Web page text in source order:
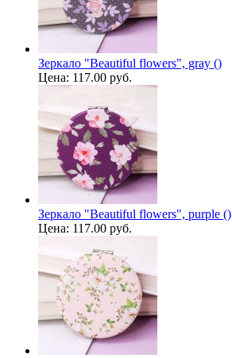
Зеркало "Beautiful flowers", gray ()
Цена: 117.00 руб.
Зеркало "Beautiful flowers", purple ()
Цена: 117.00 руб.